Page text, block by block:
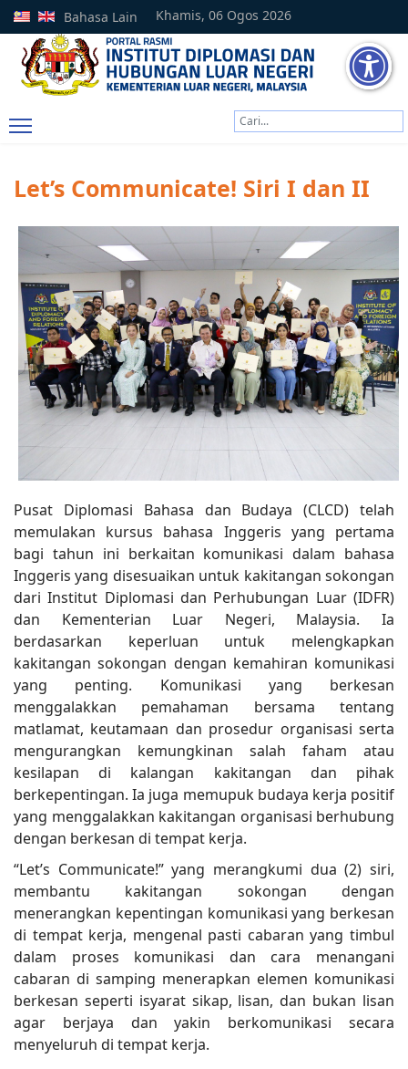
Khamis, 06 Ogos 2026
Bahasa Lain
Let’s Communicate! Siri I dan II
Pusat Diplomasi Bahasa dan Budaya (CLCD) telah
memulakan kursus bahasa Inggeris yang pertama
bagi tahun ini berkaitan komunikasi dalam bahasa
Inggeris yang disesuaikan untuk kakitangan sokongan
dari Institut Diplomasi dan Perhubungan Luar (IDFR)
dan Kementerian Luar Negeri, Malaysia. Ia
berdasarkan keperluan untuk melengkapkan
kakitangan sokongan dengan kemahiran komunikasi
yang penting. Komunikasi yang berkesan
menggalakkan pemahaman bersama tentang
matlamat, keutamaan dan prosedur organisasi serta
mengurangkan kemungkinan salah faham atau
kesilapan di kalangan kakitangan dan pihak
berkepentingan. Ia juga memupuk budaya kerja positif
yang menggalakkan kakitangan organisasi berhubung
dengan berkesan di tempat kerja.
“Let’s Communicate!” yang merangkumi dua (2) siri,
membantu kakitangan sokongan dengan
menerangkan kepentingan komunikasi yang berkesan
di tempat kerja, mengenal pasti cabaran yang timbul
dalam proses komunikasi dan cara menangani
cabaran di samping menerapkan elemen komunikasi
berkesan seperti isyarat sikap, lisan, dan bukan lisan
agar berjaya dan yakin berkomunikasi secara
menyeluruh di tempat kerja.